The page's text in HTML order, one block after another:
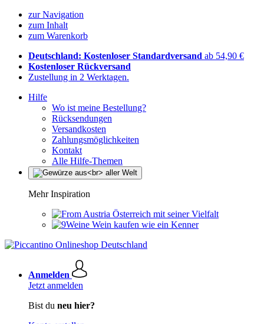
zur Navigation
zum Inhalt
zum Warenkorb
Deutschland: Kostenloser Standardversand ab 54,90 €
Kostenloser Rückversand
Zustellung in 2 Werktagen.
Hilfe
Wo ist meine Bestellung?
Rücksendungen
Versandkosten
Zahlungsmöglichkeiten
Kontakt
Alle Hilfe-Themen
Mehr Inspiration
Österreich mit seiner Vielfalt
Wein kaufen wie ein Kenner
Anmelden
Jetzt anmelden
Bist du neu hier?